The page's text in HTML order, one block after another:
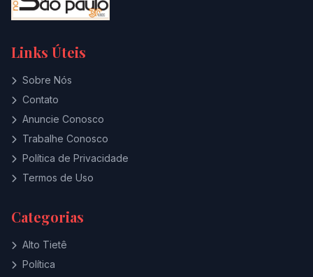
Links Úteis
Sobre Nós
Contato
Anuncie Conosco
Trabalhe Conosco
Política de Privacidade
Termos de Uso
Categorias
Alto Tietê
Política